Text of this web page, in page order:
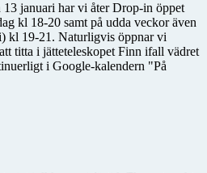
13 januari har vi åter Drop-in öppet
kl 18-20 samt på udda veckor även
kl 19-21. Naturligvis öppnar vi
titta i jätteteleskopet Finn ifall vädret
i Google-kalendern "På